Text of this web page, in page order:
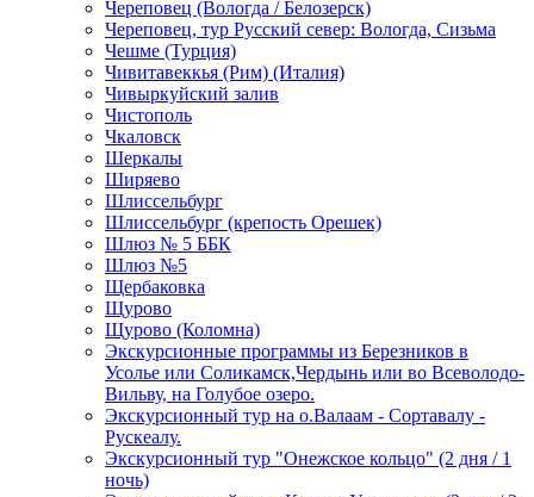
Череповец (Вологда / Белозерск)
Череповец, тур Русский север: Вологда, Сизьма
Чешме (Турция)
Чивитавеккья (Рим) (Италия)
Чивыркуйский залив
Чистополь
Чкаловск
Шеркалы
Ширяево
Шлиссельбург
Шлиссельбург (крепость Орешек)
Шлюз № 5 ББК
Шлюз №5
Щербаковка
Щурово
Щурово (Коломна)
Экскурсионные программы из Березников в
Усолье или Соликамск,Чердынь или во Всеволодо-
Вильву, на Голубое озеро.
Экскурсионный тур на о.Валаам - Сортавалу -
Рускеалу.
Экскурсионный тур "Онежское кольцо" (2 дня / 1
ночь)